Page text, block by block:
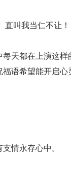
叫我当仁不让！
天都在上演这
语希望能开启
情永存心中。